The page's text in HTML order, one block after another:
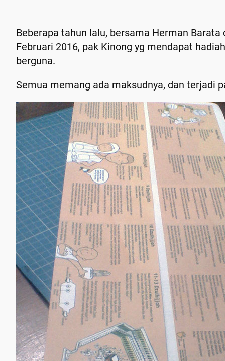
Beberapa tahun lalu, bersama Herman
Februari 2016, pak Kinong yg mendapat
berguna.
Semua memang ada maksudnya, dan terjadi